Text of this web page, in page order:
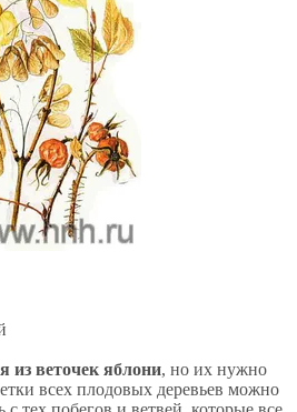
из веточек яблони, но их нужно
всех плодовых деревьев можно